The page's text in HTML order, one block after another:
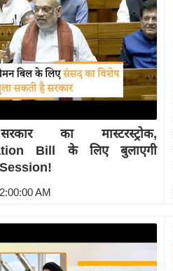
का मास्टरस्ट्रोक,
Bill के लिए बुलाएगी
AM